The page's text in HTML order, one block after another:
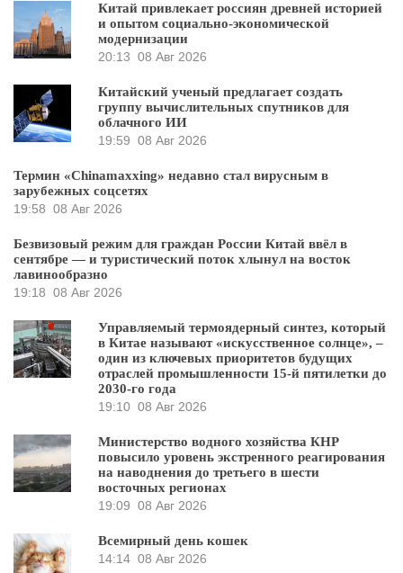
Китай привлекает россиян древней историей
и опытом социально-экономической
модернизации
20:13 08 Авг 2026
Китайский ученый предлагает создать
группу вычислительных спутников для
облачного ИИ
19:59 08 Авг 2026
Термин «Chinamaxxing» недавно стал вирусным в
зарубежных соцсетях
19:58 08 Авг 2026
Безвизовый режим для граждан России Китай ввёл в
сентябре — и туристический поток хлынул на восток
лавинообразно
19:18 08 Авг 2026
Управляемый термоядерный синтез, который
в Китае называют «искусственное солнце», –
один из ключевых приоритетов будущих
отраслей промышленности 15-й пятилетки до
2030-го года
19:10 08 Авг 2026
Министерство водного хозяйства КНР
повысило уровень экстренного реагирования
на наводнения до третьего в шести
восточных регионах
19:09 08 Авг 2026
Всемирный день кошек
14:14 08 Авг 2026